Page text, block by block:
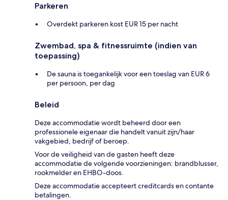
Parkeren
Overdekt parkeren kost EUR 15 per nacht
Zwembad, spa & fitnessruimte (indien van
toepassing)
De sauna is toegankelijk voor een toeslag van EUR 6
per persoon, per dag
Beleid
Deze accommodatie wordt beheerd door een
professionele eigenaar die handelt vanuit zijn/haar
vakgebied, bedrijf of beroep.
Voor de veiligheid van de gasten heeft deze
accommodatie de volgende voorzieningen: brandblusser,
rookmelder en EHBO-doos.
Deze accommodatie accepteert creditcards en contante
betalingen.